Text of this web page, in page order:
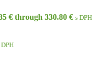
€ through 330.80 € s DPH
DPH